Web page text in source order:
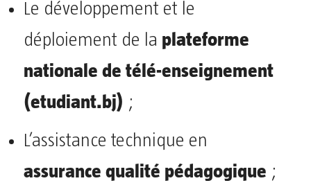
Le développement et le
déploiement de la plateforme
nationale de télé-enseignement
(etudiant.bj) ;
L’assistance technique en
assurance qualité pédagogique ;